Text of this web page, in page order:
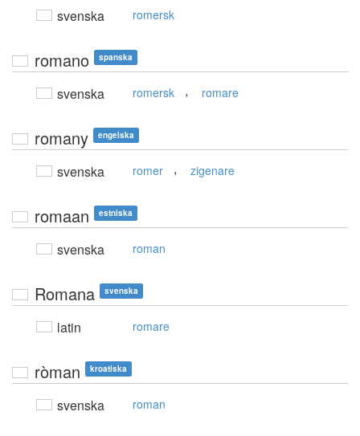
svenska romersk
romano spanska
svenska romersk , romare
romany engelska
svenska romer , zigenare
romaan estniska
svenska roman
Romana svenska
latin romare
ròman kroatiska
svenska roman